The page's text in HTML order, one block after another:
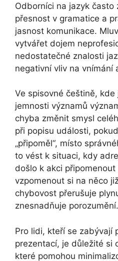
Odborníci na jazyk často
přesnost v gramatice a
jasnost komunikace.
vytvářet dojem
nedostatečné znalosti
negativní vliv na vnímání
Ve spisovné češtině, kde
jemnosti významů
chyba změnit smysl
při popisu události,
„připoměl“, místo
to vést k situaci, kdy
došlo k akci
vzpomenout si na něco
chybovost přerušuje
znesnadňuje porozumění.
Pro lidi, kteří se zabývají
prezentací, je důležité si
které pomohou